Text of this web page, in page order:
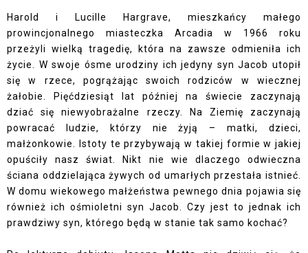
Harold i Lucille Hargrave, mieszkańcy małego
prowincjonalnego miasteczka Arcadia w 1966 roku
przeżyli wielką tragedię, która na zawsze odmieniła ich
życie. W swoje ósme urodziny ich jedyny syn Jacob utopił
się w rzece, pogrążając swoich rodziców w wiecznej
żałobie. Pięćdziesiąt lat później na świecie zaczynają
dziać się niewyobrażalne rzeczy. Na Ziemię zaczynają
powracać ludzie, którzy nie żyją – matki, dzieci,
małżonkowie. Istoty te przybywają w takiej formie w jakiej
opuściły nasz świat. Nikt nie wie dlaczego odwieczna
ściana oddzielająca żywych od umarłych przestała istnieć.
W domu wiekowego małżeństwa pewnego dnia pojawia się
również ich ośmioletni syn Jacob. Czy jest to jednak ich
prawdziwy syn, którego będą w stanie tak samo kochać?